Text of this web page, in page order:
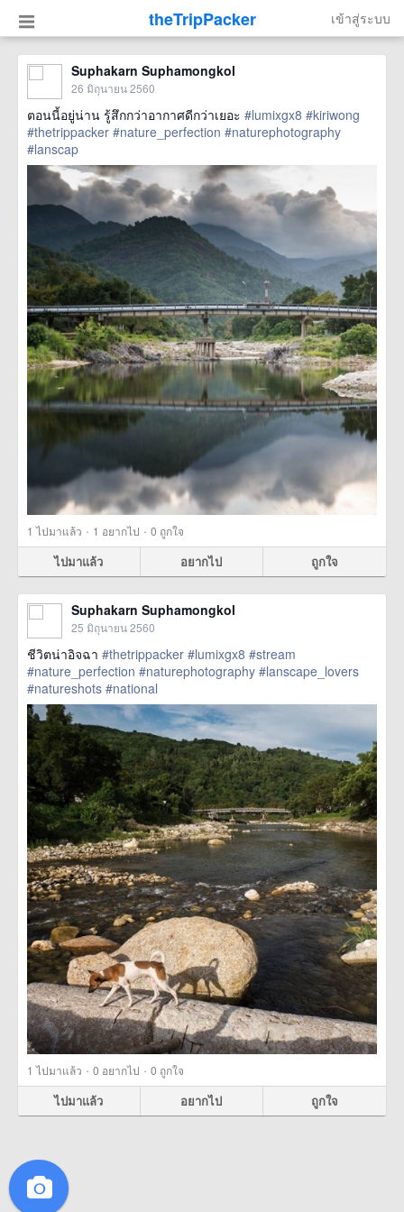
theTripPacker เข้าสู่ระบบ
Suphakarn Suphamongkol
26 มิถุนายน 2560
ตอนนี้อยู่น่าน รู้สึกกว่าอากาศดีกว่าเยอะ #lumixgx8 #kiriwong
#thetrippacker #nature_perfection #naturephotography
#lanscap
href=https://m.thetrippacker.com/th/image/location/205595>
more
1 ไปมาแล้ว · 1 อยากไป · 0 ถูกใจ
ไปมาแล้ว อยากไป ถูกใจ
Suphakarn Suphamongkol
25 มิถุนายน 2560
ชีวิตน่าอิจฉา #thetrippacker #lumixgx8 #stream
#nature_perfection #naturephotography #lanscape_lovers
#natureshots #national
href=https://m.thetrippacker.com/th/image/location/205576>
more
1 ไปมาแล้ว · 0 อยากไป · 0 ถูกใจ
ไปมาแล้ว อยากไป ถูกใจ